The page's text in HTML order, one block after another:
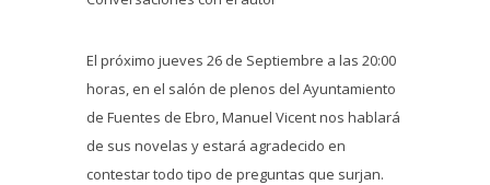
El próximo jueves 26 de Septiembre a las 20:00
horas, en el salón de plenos del Ayuntamiento
de Fuentes de Ebro, Manuel Vicent nos hablará
de sus novelas y estará agradecido en
contestar todo tipo de preguntas que surjan.